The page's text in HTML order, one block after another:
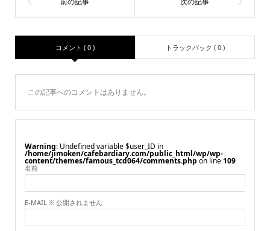
コメント ( 0 ) トラックバック ( 0 )
この記事へのコメントはありません。
Warning : Undefined variable $user_ID in
/home/jimoken/cafebardiary.com/public_html/wp/wp-
content/themes/famous_tcd064/comments.php on line109
名前
E-MAIL ※ 公開されません